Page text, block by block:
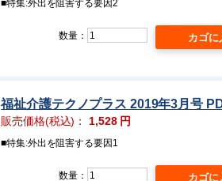
■特集:外出を阻害する要因2
数量：
福祉介護テクノプラス 2019年3月号
販売価格(税込)： 1,528円
■特集:外出を阻害する要因1
数量：